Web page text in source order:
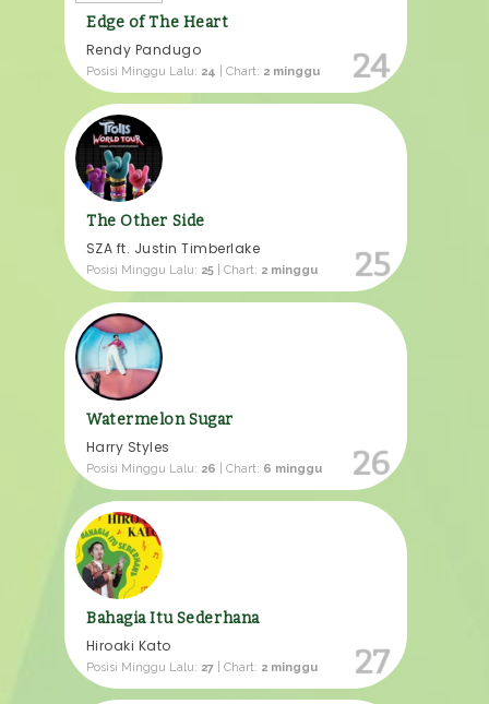
Edge of The Heart
Rendy Pandugo
Posisi Minggu Lalu: 24 | Chart: 2 minggu 24
The Other Side
SZA ft. Justin Timberlake
Posisi Minggu Lalu: 25 | Chart: 2 minggu 25
Watermelon Sugar
Harry Styles
Posisi Minggu Lalu: 26 | Chart: 6 minggu 26
Bahagia Itu Sederhana
Hiroaki Kato
Posisi Minggu Lalu: 27 | Chart: 2 minggu 27